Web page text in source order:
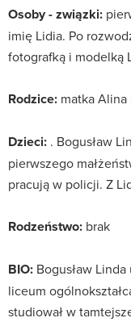
Osoby - związki:
imię Lidia. Po
fotografką i modelką
Rodzice: matka
Dzieci: . Bogusław
pierwszego
pracują w policji. Z
Rodzeństwo: brak
BIO: Bogusław
liceum
studiował w